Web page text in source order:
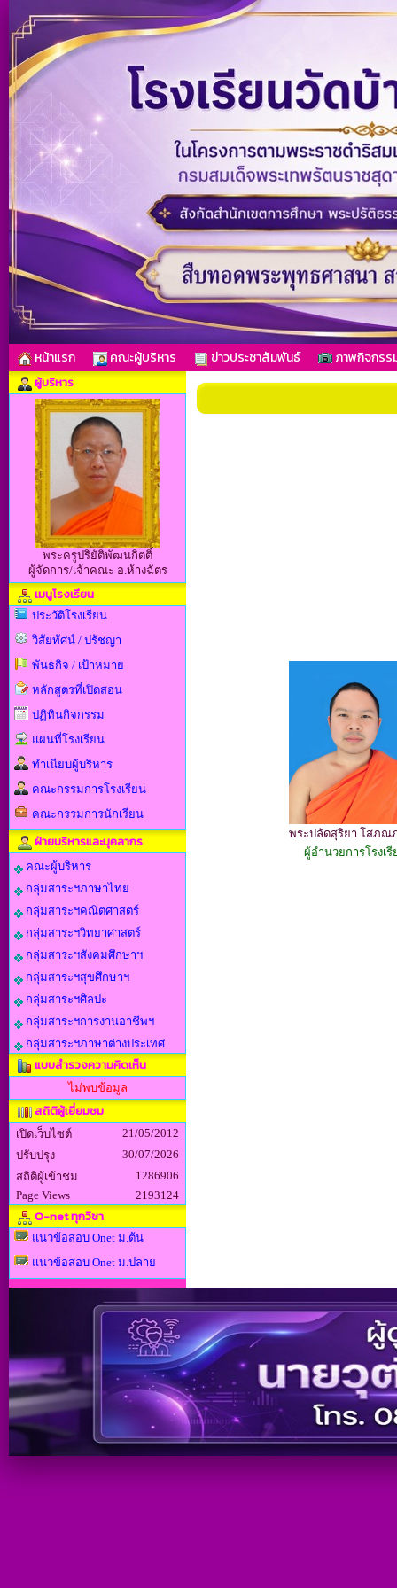
หน้าแรก คณะผู้บริหาร ข่าวประชาสัมพันธ์ ภาพกิจกรร
ผู้บริหาร
พระครูปริยัติพัฒนกิตติ์
ผู้จัดการ/เจ้าคณะ อ.ห้างฉัตร
เมนูโรงเรียน
ประวัติโรงเรียน
วิสัยทัศน์ / ปรัชญา
พันธกิจ / เป้าหมาย
หลักสูตรที่เปิดสอน
ปฏิทินกิจกรรม
แผนที่โรงเรียน
ทำเนียบผู้บริหาร
คณะกรรมการโรงเรียน
คณะกรรมการนักเรียน
ฝ่ายบริหารและบุคลากร
คณะผู้บริหาร
กลุ่มสาระฯภาษาไทย
กลุ่มสาระฯคณิตศาสตร์
กลุ่มสาระฯวิทยาศาสตร์
กลุ่มสาระฯสังคมศึกษาฯ
กลุ่มสาระฯสุขศึกษาฯ
กลุ่มสาระฯศิลปะ
กลุ่มสาระฯการงานอาชีพฯ
กลุ่มสาระฯภาษาต่างประเทศ
แบบสำรวจความคิดเห็น
ไม่พบข้อมูล
สถิติผู้เยี่ยมชม
เปิดเว็บไซต์
21/05/2012
ปรับปรุง
30/07/2026
สถิติผู้เข้าชม
1286906
Page Views
2193124
O-net ทุกวิชา
แนวข้อสอบ Onet ม.ต้น
แนวข้อสอบ Onet ม.ปลาย
พระปลัดสุริยา โสภณ
ผู้อำนวยการโรงเรี